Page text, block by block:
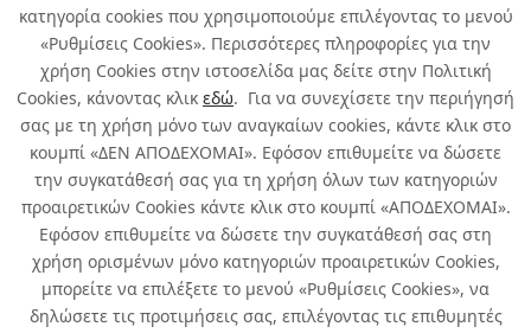
κατηγορία cookies που χρησιμοποιούμε επιλέγοντας το μενού
«Ρυθμίσεις Cookies». Περισσότερες πληροφορίες για την
χρήση Cookies στην ιστοσελίδα μας δείτε στην Πολιτική
Cookies, κάνοντας κλικ εδώ. Για να συνεχίσετε την περιήγησή
σας με τη χρήση μόνο των αναγκαίων cookies, κάντε κλικ στο
κουμπί «ΔΕΝ ΑΠΟΔΕΧΟΜΑΙ». Εφόσον επιθυμείτε να δώσετε
την συγκατάθεσή σας για τη χρήση όλων των κατηγοριών
προαιρετικών Cookies κάντε κλικ στο κουμπί «ΑΠΟΔΕΧΟΜΑΙ».
Εφόσον επιθυμείτε να δώσετε την συγκατάθεσή σας στη
χρήση ορισμένων μόνο κατηγοριών προαιρετικών Cookies,
μπορείτε να επιλέξετε το μενού «Ρυθμίσεις Cookies», να
δηλώσετε τις προτιμήσεις σας, επιλέγοντας τις επιθυμητές